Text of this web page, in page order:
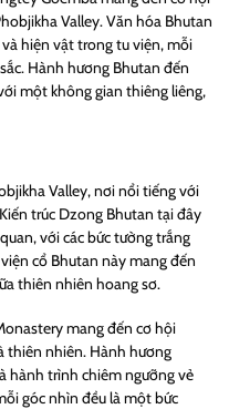
Valley. Văn hóa Bhutan
hiện vật trong tu viện, mỗi
Hành hương Bhutan đến
một không gian thiêng liêng,
Valley, nơi nổi tiếng với
trúc Dzong Bhutan tại đây
với các bức tường trắng
cổ Bhutan này mang đến
thiên nhiên hoang sơ.
mang đến cơ hội
thiên nhiên. Hành hương
hành trình chiêm ngưỡng vẻ
góc nhìn đều là một bức